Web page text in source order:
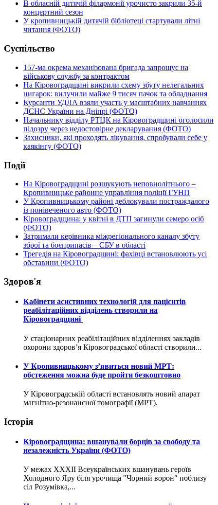
В обласній дитячій філармонії урочисто закрили 35-й
концертний сезон
У кропивницькій дитячій бібліотеці стартували літні
читання (ФОТО)
Суспільство
157-ма окрема механізована бригада запрошує на
військову службу за контрактом
На Кіровоградщині викрили схему збуту нелегальних
цигарок: вилучили майже 9 тисяч пачок та обладнання
Курсанти УДЛА взяли участь у масштабних навчаннях
ДСНС України на Дніпрі (ФОТО)
Начальнику відділу РТЦК на Кіровоградщині оголосили
підозру через недостовірне декларування (ФОТО)
Захисники, які проходять лікування, спробували себе у
каякінгу (ФОТО)
Події
На Кіровоградщині розшукують неповнолітнього –
Кропивницьке районне управління поліції ГУНП
У Кропивницькому районі деблокували постраждалого
із понівеченого авто (ФОТО)
Кіровоградщина: у квітні в ДТП загинули семеро осіб
(ФОТО)
Затримали керівника міжрегіонального каналу збуту
зброї та боєприпасів – СБУ в області
Трегедія на Кіровоградщині: фахівці встановлюють усі
обставини (ФОТО)
Здоров'я
Кабінети асистивних технологій для пацієнтів
реабілітаційних відділень створили на
Кіровоградщині
У стаціонарних реабілітаційних відділеннях закладів
охорони здоров’я Кіровоградської області створили...
У Кропивницькому з’явиться новий МРТ:
обстеження можна буде пройти безкоштовно
У Кіровоградській області встановлять новий апарат
магнітно-резонансної томографії (МРТ).
Історія
Кіровоградщина: вшанували борців за свободу та
незалежність України (ФОТО)
У межах XXXII Всеукраїнських вшанувань героїв
Холодного Яру біля урочища "Чорний ворон" поблизу
сіл Розумівка,...